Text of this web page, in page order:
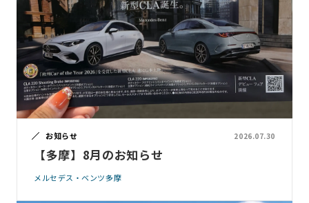
お知らせ 2026.07.30
【多摩】8月のお知らせ
メルセデス・ベンツ多摩